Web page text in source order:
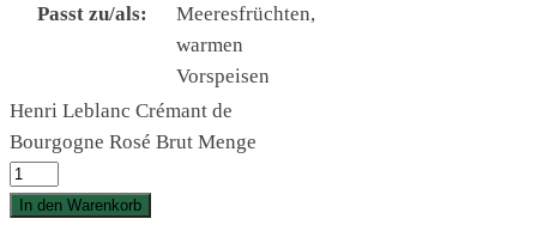
Passt zu/als:
Meeresfrüchten,
warmen
Vorspeisen
Henri Leblanc Crémant de
Bourgogne Rosé Brut Menge
In den Warenkorb